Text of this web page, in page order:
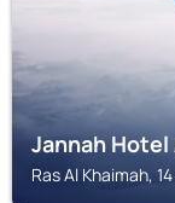
Jannah
Ras Al Khaimah,